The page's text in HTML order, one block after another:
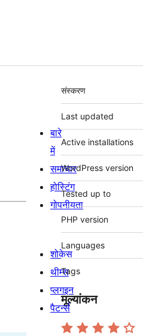
मेटा
संस्करण
Last updated
Active installations
WordPress version
Tested up to
PHP version
Languages
Tags
मूल्यांकन
बारे
में
समाचार
होस्टिंग
गोपनीयता
शोकेस
थीम्स
प्लगइन
पैटर्न्स